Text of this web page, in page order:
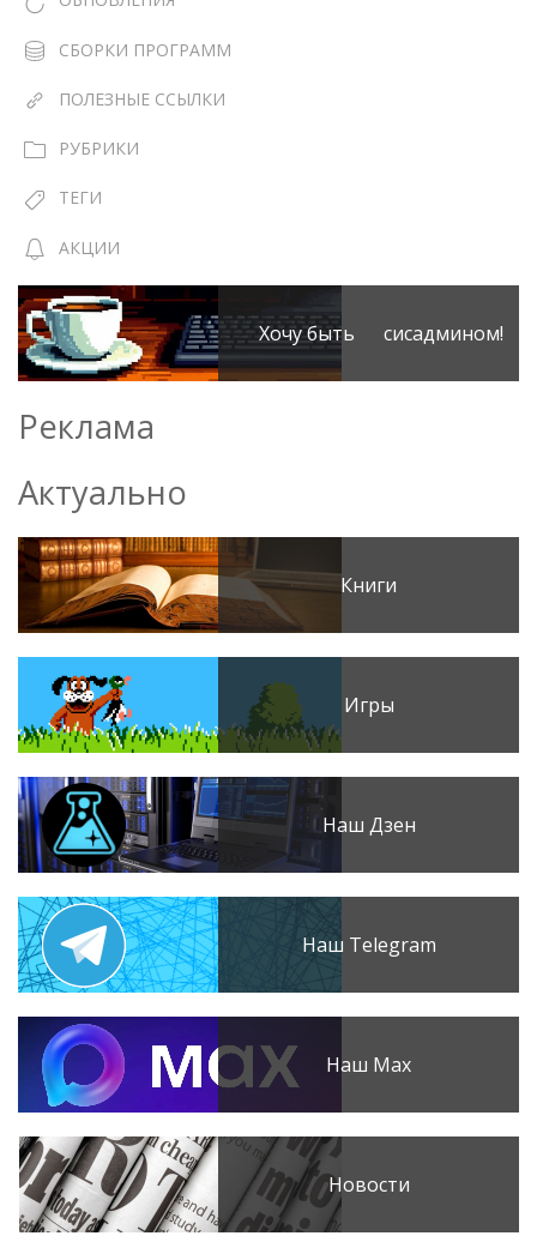
СБОРКИ ПРОГРАММ
ПОЛЕЗНЫЕ ССЫЛКИ
РУБРИКИ
ТЕГИ
АКЦИИ
Хочу быть сисадмином!
Реклама
Актуально
Книги
Игры
Наш Дзен
Наш Telegram
Наш Max
Новости